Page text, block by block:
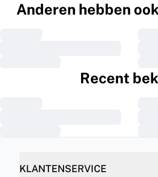
Anderen hebben
Recent
KLANTENSERVICE